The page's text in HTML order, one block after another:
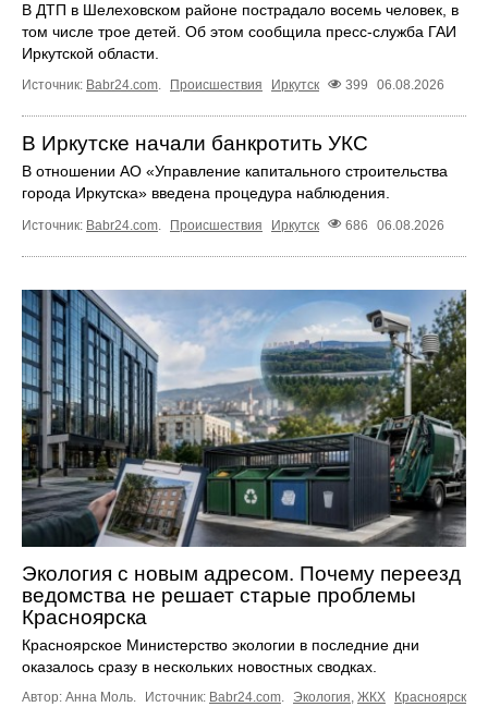
В ДТП в Шелеховском районе пострадало восемь человек, в
том числе трое детей. Об этом сообщила пресс‑служба ГАИ
Иркутской области.
Источник: Babr24.com. Происшествия Иркутск 399 06.08.2026
В Иркутске начали банкротить УКС
В отношении АО «Управление капитального строительства
города Иркутска» введена процедура наблюдения.
Источник: Babr24.com Происшествия Иркутск 686 06.08.2026
Экология с новым адресом. Почему переезд
ведомства не решает старые проблемы
Красноярска
Красноярское Министерство экологии в последние дни
оказалось сразу в нескольких новостных сводках.
Автор: Анна Моль. Источник: Babr24.com. Экология, ЖКХ
Красноярск